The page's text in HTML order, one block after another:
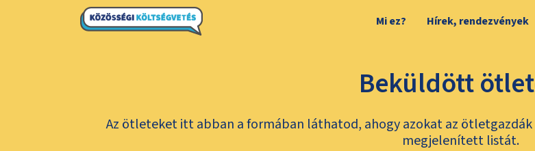
Mi ez? Hírek, rendezvények
Beküldött
Az ötleteket itt abban a formában láthatod, ahogy azokat az
megjelenített listát.